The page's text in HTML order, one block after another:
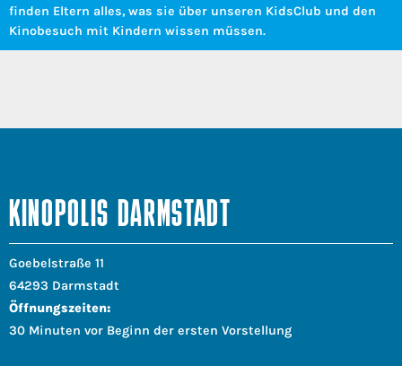
finden Eltern alles, was sie über unseren KidsClub und den
Kinobesuch mit Kindern wissen müssen.
KINOPOLIS DARMSTADT
Goebelstraße 11
64293 Darmstadt
Öffnungszeiten:
30 Minuten vor Beginn der ersten Vorstellung